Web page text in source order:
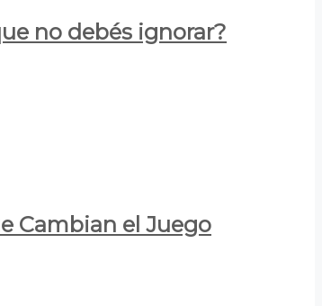
no debés ignorar?
Cambian el Juego